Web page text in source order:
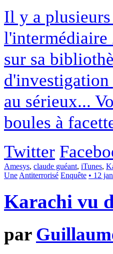
Il y a
l'intermédiaire
sur sa
d'investigation
au sérieux...
boules à
Twitter
Amesys, claude guéant, iTunes,
UneAntiterrorisé Enquête • 12
Karachi vu
par